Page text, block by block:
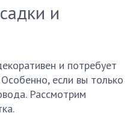
и
и потребует
если вы только
Рассмотрим